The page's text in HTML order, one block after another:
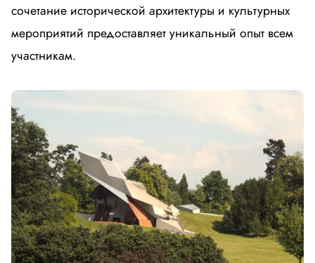
сочетание исторической архитектуры и культурных
мероприятий предоставляет уникальный опыт всем
участникам.